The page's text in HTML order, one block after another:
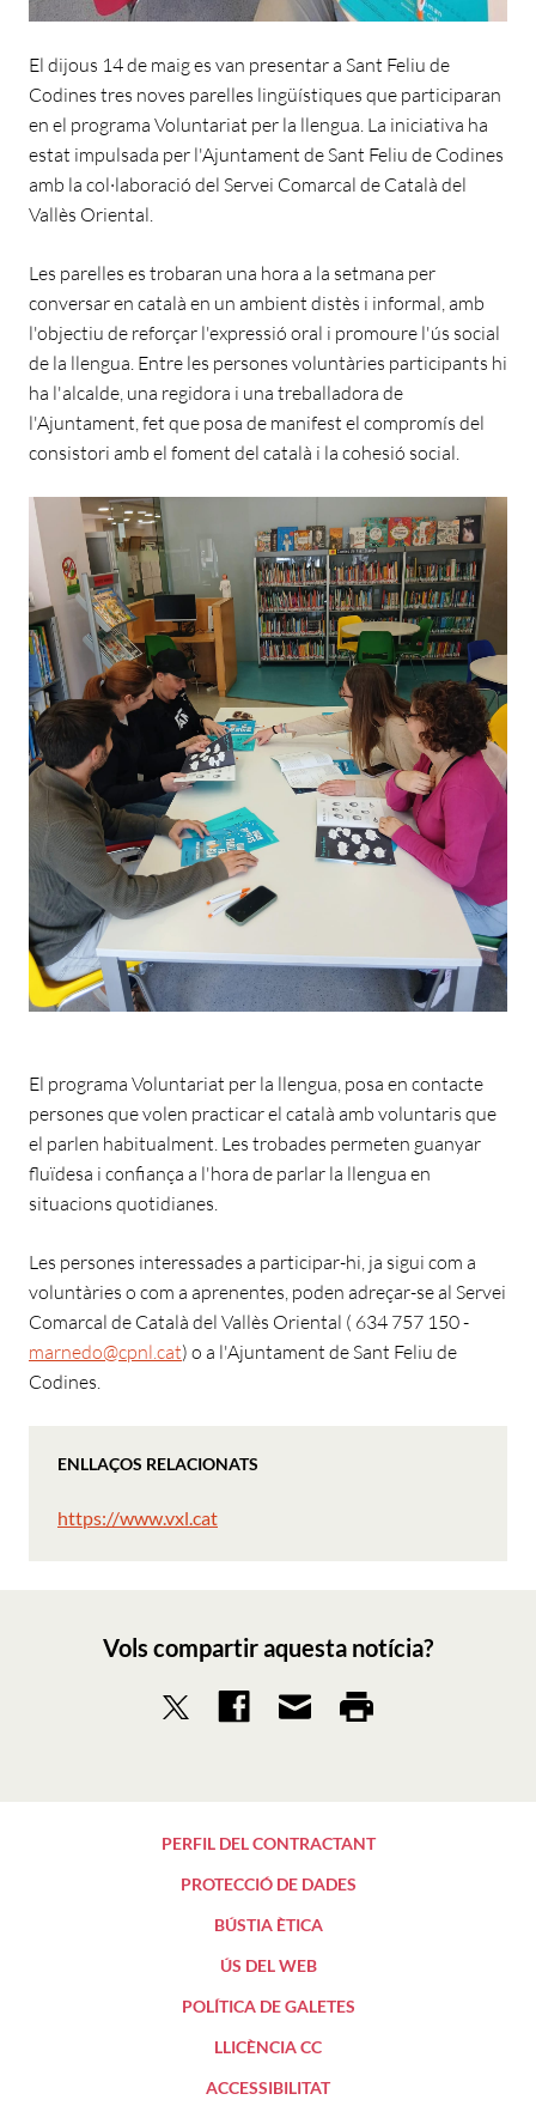
El dijous 14 de maig es van presentar a Sant Feliu de
Codines tres noves parelles lingüístiques que participaran
en el programa Voluntariat per la llengua. La iniciativa ha
estat impulsada per l'Ajuntament de Sant Feliu de Codines
amb la col·laboració del Servei Comarcal de Català del
Vallès Oriental.
Les parelles es trobaran una hora a la setmana per
conversar en català en un ambient distès i informal, amb
l'objectiu de reforçar l'expressió oral i promoure l'ús social
de la llengua. Entre les persones voluntàries participants hi
ha l'alcalde, una regidora i una treballadora de
l'Ajuntament, fet que posa de manifest el compromís del
consistori amb el foment del català i la cohesió social.
El programa Voluntariat per la llengua, posa en contacte
persones que volen practicar el català amb voluntaris que
el parlen habitualment. Les trobades permeten guanyar
fluïdesa i confiança a l'hora de parlar la llengua en
situacions quotidianes.
Les persones interessades a participar-hi, ja sigui com a
voluntàries o com a aprenentes, poden adreçar-se al Servei
Comarcal de Català del Vallès Oriental ( 634 757 150 -
marnedo@cpnl.cat) o a l'Ajuntament de Sant Feliu de
Codines.
ENLLAÇOS RELACIONATS
https://www.vxl.cat
Vols compartir aquesta notícia?
PERFIL DEL CONTRACTANT
PROTECCIÓ DE DADES
BÚSTIA ÈTICA
ÚS DEL WEB
POLÍTICA DE GALETES
LLICÈNCIA CC
ACCESSIBILITAT